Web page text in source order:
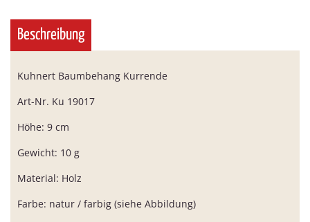
Beschreibung
Kuhnert Baumbehang Kurrende
Art-Nr. Ku 19017
Höhe: 9 cm
Gewicht: 10 g
Material: Holz
Farbe: natur / farbig (siehe Abbildung)